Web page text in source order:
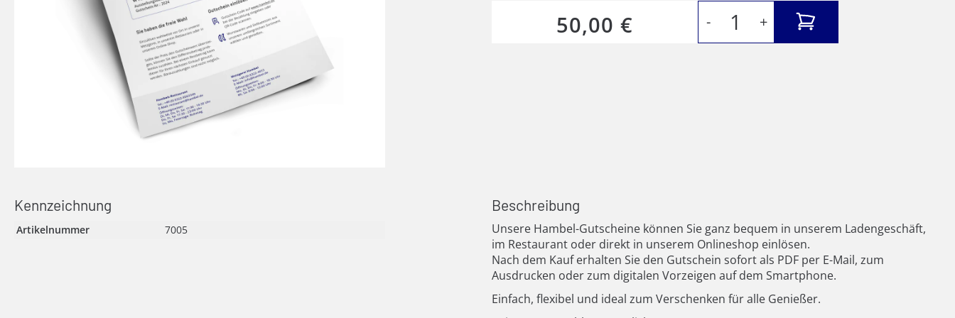
50,00 € - +
Beschreibung
Unsere Hambel-Gutscheine können Sie ganz bequem in unserem Ladengeschäft,
im Restaurant oder direkt in unserem Onlineshop einlösen.
Nach dem Kauf erhalten Sie den Gutschein sofort als PDF per E-Mail, zum
Ausdrucken oder zum digitalen Vorzeigen auf dem Smartphone.
Einfach, flexibel und ideal zum Verschenken für alle Genießer.
Kennzeichnung
Artikelnummer 7005